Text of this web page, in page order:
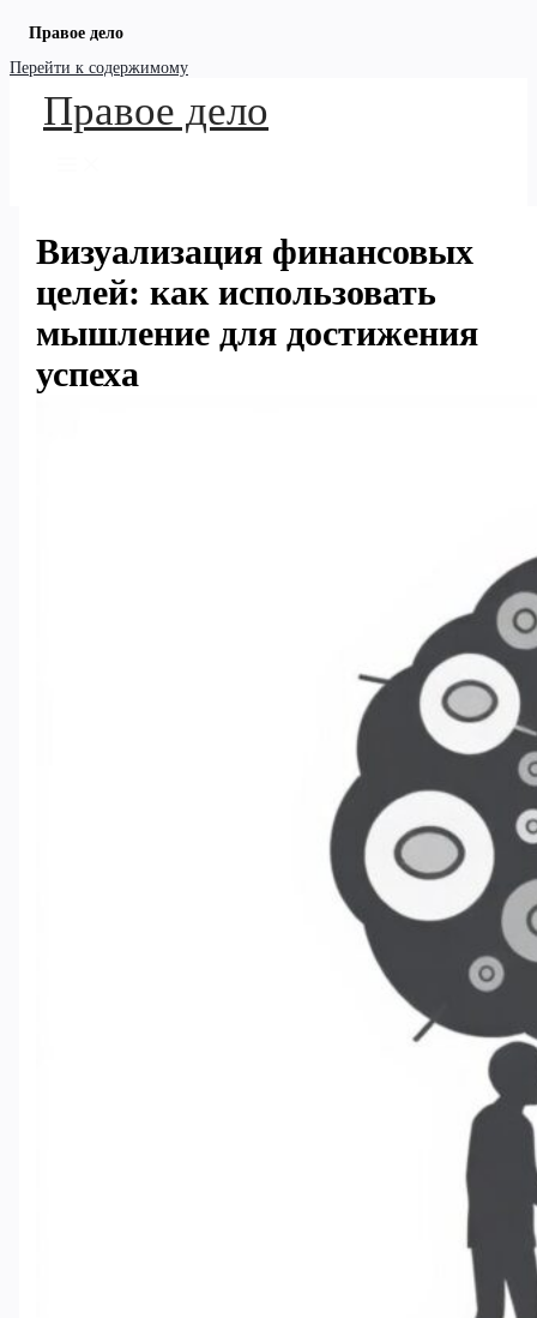
Правое дело
Перейти к содержимому
Правое дело
Визуализация финансовых
целей: как использовать
мышление для достижения
успеха